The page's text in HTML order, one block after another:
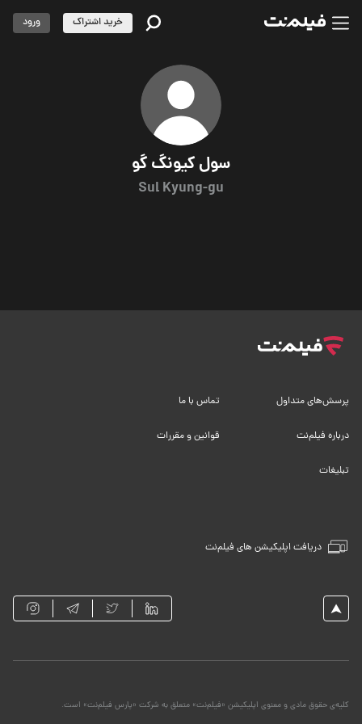
سول کیونگ گو
Sul Kyung-gu
خرید اشتراک ورود
دریافت اپلیکیشن های فیلم‌نت
پرسش‌های متداول تماس با ما
درباره فیلم‌نت قوانین و مقررات
تبلیغات
کلیه‌ی حقوق مادی و معنوی اپلیکیشن «فیلم‌نت» متعلق به شرکت «پارس فیلم‌نت» است.